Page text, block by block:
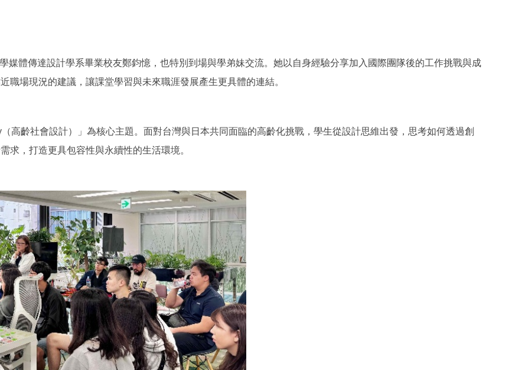
體傳達設計學系畢業校友鄭鈞憶，也特別到場與學弟妹交流。她以自身經驗分享加入國際團隊後的工作挑戰與成
職場現況的建議，讓課堂學習與未來職涯發展產生更具體的連結。
高齡社會設計）」為核心主題。面對台灣與日本共同面臨的高齡化挑戰，學生從設計思維出發，思考如何透過創
求，打造更具包容性與永續性的生活環境。